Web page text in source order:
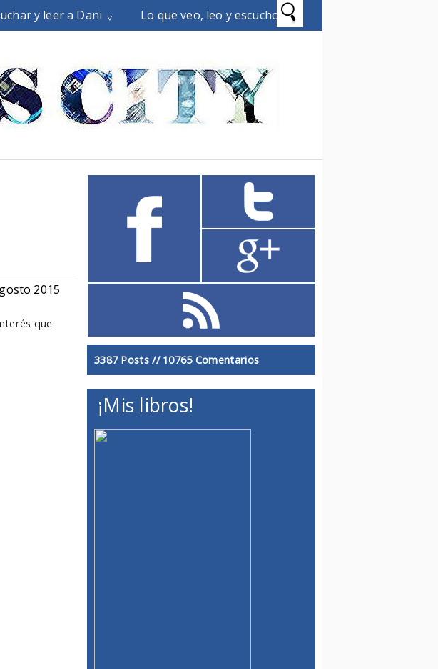
y leer a Dani Lo que veo, leo y escucho
2015
que
3387 Posts // 10765 Comentarios
¡Mis libros!